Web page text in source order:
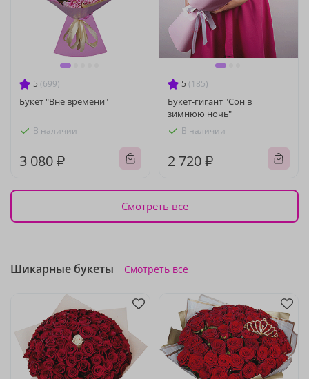
5 (699)
Букет "Вне времени"
В наличии
3 080 ₽
5 (185)
Букет-гигант "Сон в
зимнюю ночь"
В наличии
2 720 ₽
Смотреть все
Шикарные букеты Смотреть все